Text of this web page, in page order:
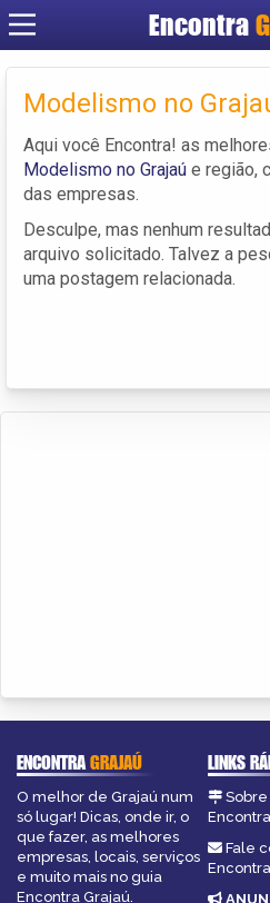
Encontra
Criar
Modelismo no
Aqui você Encontra! as
Modelismo no Grajaú e região,
das empresas.
Desculpe, mas nenhum
arquivo solicitado. Talvez a
uma postagem relacionada.
ENCONTRAGRAJAÚ
O melhor de Grajaú num
só lugar! Dicas, onde ir, o
que fazer, as melhores
empresas, locais, serviços
e muito mais no guia
Encontra Grajaú.
LINKS
Sobre
Fale